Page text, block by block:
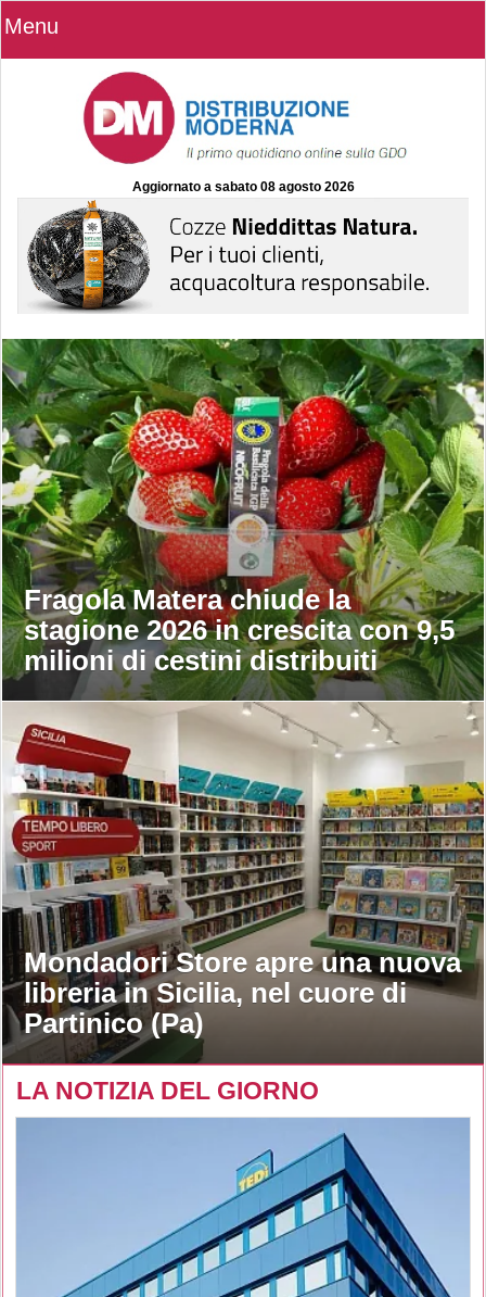
Menu
Aggiornato a sabato 08 agosto 2026
Fragola Matera chiude la
stagione 2026 in crescita con 9,5
milioni di cestini distribuiti
Mondadori Store apre una nuova
libreria in Sicilia, nel cuore di
Partinico (Pa)
LA NOTIZIA DEL GIORNO